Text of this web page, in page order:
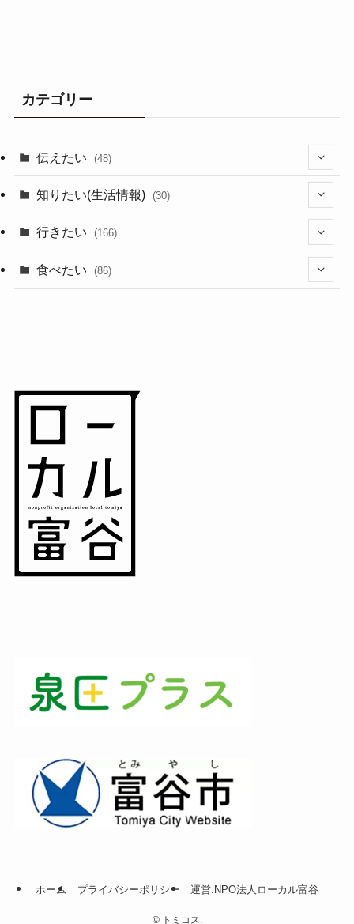
カテゴリー
伝えたい (48)
(44)
(1)
知りたい(生活情報) (30)
(10)
(11)
行きたい (166)
(18)
食べたい (86)
ホーム プライバシーポリシー 運営:NPO法人ローカル富谷
©トミコス.